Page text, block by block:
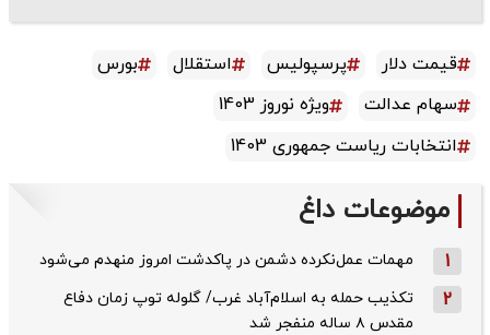
قیمت دلار پرسپولیس استقلال
بورس
سهام عدالت
ویژه نوروز 1403
انتخابات ریاست جمهوری 1403
موضوعات داغ
1 مهمات عمل‌نکرده دشمن در پاکدشت امروز منهدم می‌شود
2
تکذیب حمله به اسلام‌آباد غرب/ گلوله توپ زمان دفاع
مقدس ۸ ساله منفجر شد